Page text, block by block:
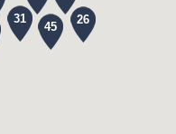
26
45
31